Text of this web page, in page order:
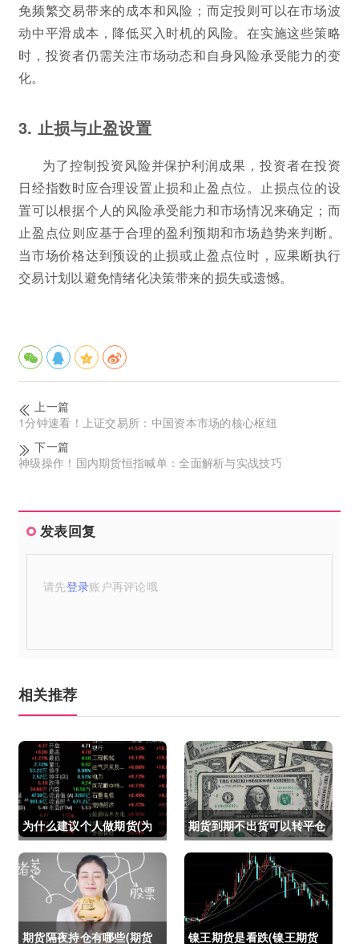
免频繁交易带来的成本和风险；而定投则可以在市场波
动中平滑成本，降低买入时机的风险。在实施这些策略
时，投资者仍需关注市场动态和自身风险承受能力的变
化。
3. 止损与止盈设置
为了控制投资风险并保护利润成果，投资者在投资
日经指数时应合理设置止损和止盈点位。止损点位的设
置可以根据个人的风险承受能力和市场情况来确定；而
止盈点位则应基于合理的盈利预期和市场趋势来判断。
当市场价格达到预设的止损或止盈点位时，应果断执行
交易计划以避免情绪化决策带来的损失或遗憾。
上一篇
1分钟速看！上证交易所：中国资本市场的核心枢纽
下一篇
神级操作！国内期货恒指喊单：全面解析与实战技巧
发表回复
请先登录账户再评论哦
相关推荐
为什么建议个人做期货(为
什么建议个人做期货交易)
期货到期不出货可以转平仓
吗吗(期货如果到期不平仓
怎么办)
期货隔夜持仓有哪些(期货 镍王期货是看跌(镍王期货